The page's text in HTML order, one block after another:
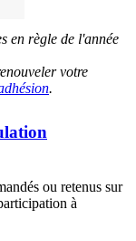
en règle de l'année
votre
.
ou retenus sur
à